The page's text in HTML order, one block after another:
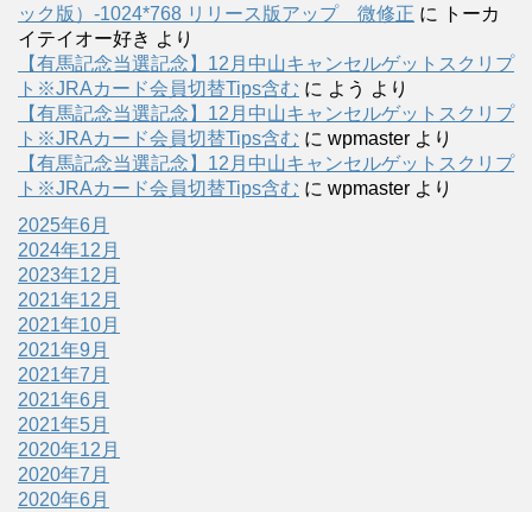
ック版）-1024*768 リリース版アップ 微修正 に
トーカ
イテイオー好き より
【有馬記念当選記念】12月中山キャンセルゲットスクリプ
ト※JRAカード会員切替Tips含む に よう より
【有馬記念当選記念】12月中山キャンセルゲットスクリプ
ト※JRAカード会員切替Tips含む に wpmaster より
【有馬記念当選記念】12月中山キャンセルゲットスクリプ
ト※JRAカード会員切替Tips含む に wpmaster より
2025年6月
2024年12月
2023年12月
2021年12月
2021年10月
2021年9月
2021年7月
2021年6月
2021年5月
2020年12月
2020年7月
2020年6月